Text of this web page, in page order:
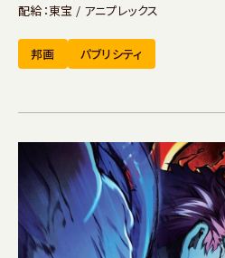
配給：東宝 / アニプレックス
邦画 パブリシティ